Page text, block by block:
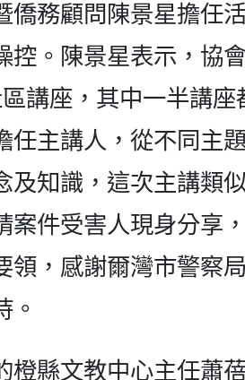
僑務顧問陳景星擔任
控。陳景星表示，協
講座，其中一半講
任主講人，從不同主
及知識，這次主講類
案件受害人現身分享
領，感謝爾灣市警察
。
橙縣文教中心主任蕭